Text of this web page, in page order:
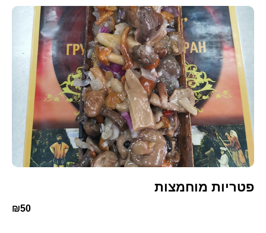
פטריות מוחמצות
₪50